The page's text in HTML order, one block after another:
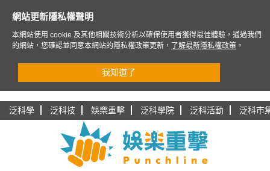
泛科學 泛科技 娛樂重擊 泛科學院 泛科活動 泛科市
網站更新隱私權聲明
本網站使用 cookie 及其他相關技術分析以確保使用者獲得最佳體驗，通過我們
的網站，您確認並同意本網站的隱私權政策更新，
了解最新隱私權政策 。
我知道了